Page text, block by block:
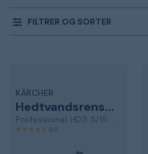
FILTRER OG SORTER
KÄRCHER
Hedtvandsrenser
Professional HDS 5/15 UX
5,0